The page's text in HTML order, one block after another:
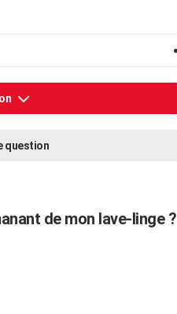
question
de mon lave-linge ?